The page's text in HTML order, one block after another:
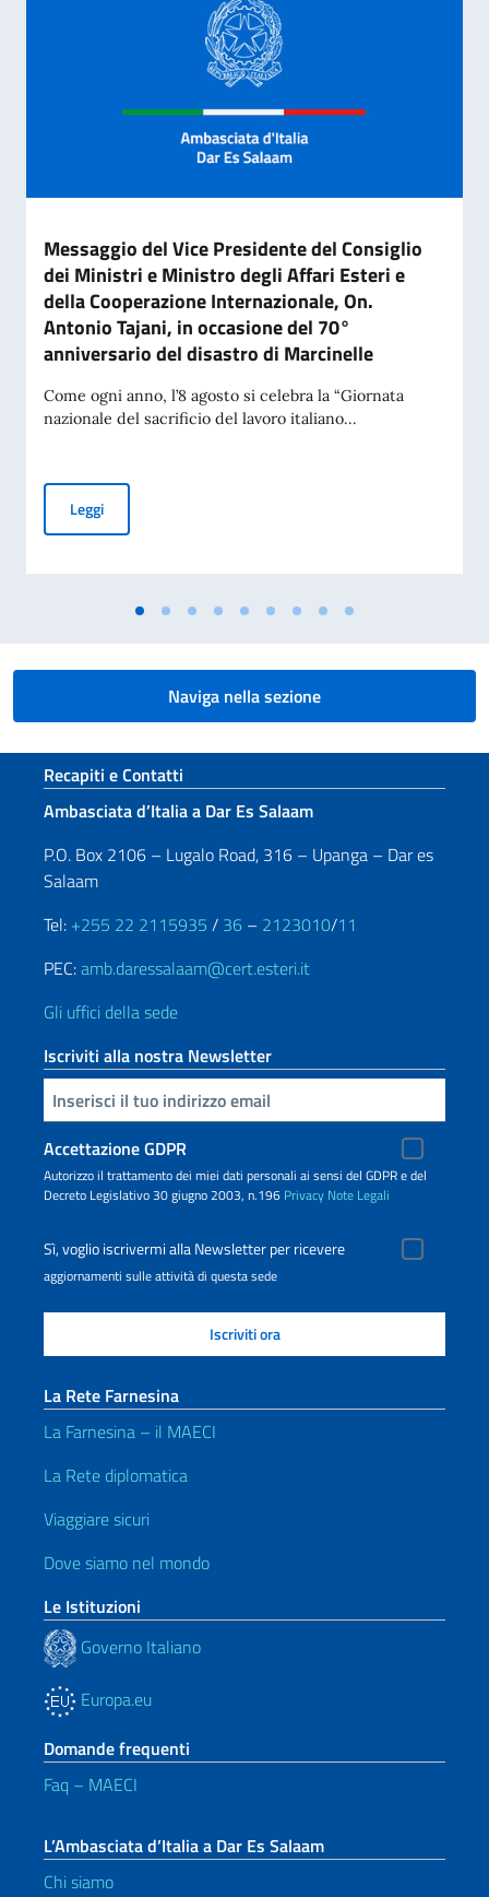
Messaggio del Vice Presidente del Consiglio
dei Ministri e Ministro degli Affari Esteri e
della Cooperazione Internazionale, On.
Antonio Tajani, in occasione del 70°
anniversario del disastro di Marcinelle
Come ogni anno, l’8 agosto si celebra la “Giornata
nazionale del sacrificio del lavoro italiano...
LeggiMessaggio del Vice Presidente del Consiglio dei Ministri e
Naviga nella sezione
Sezione footer
Recapiti e Contatti
Ambasciata d’Italia a Dar Es Salaam
P.O. Box 2106 – Lugalo Road, 316 – Upanga – Dar es
Salaam
Tel: +255 22 2115935 / 36 – 2123010/11
PEC:amb.daressalaam@cert.esteri.it
Gli uffici della sede
Iscriviti alla nostra Newsletter
Inserisci la tua email
Accettazione GDPR
Autorizzo il trattamento dei miei dati personali ai sensi del GDPR e del
Decreto Legislativo 30 giugno 2003, n.196 Privacy Note Legali
Sì, voglio iscrivermi alla Newsletter per ricevere
aggiornamenti sulle attività di questa sede
La Rete Farnesina
La Farnesina – il MAECI
La Rete diplomatica
Viaggiare sicuri
Dove siamo nel mondo
Le Istituzioni
Governo Italiano
Europa.eu
Domande frequenti
Faq – MAECI
L’Ambasciata d’Italia a Dar Es Salaam
Chi siamo